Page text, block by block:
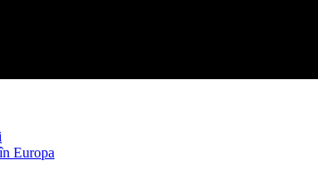
Europa